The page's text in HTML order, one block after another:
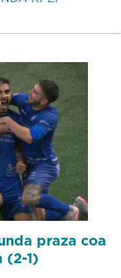
praza coa
(2-1)